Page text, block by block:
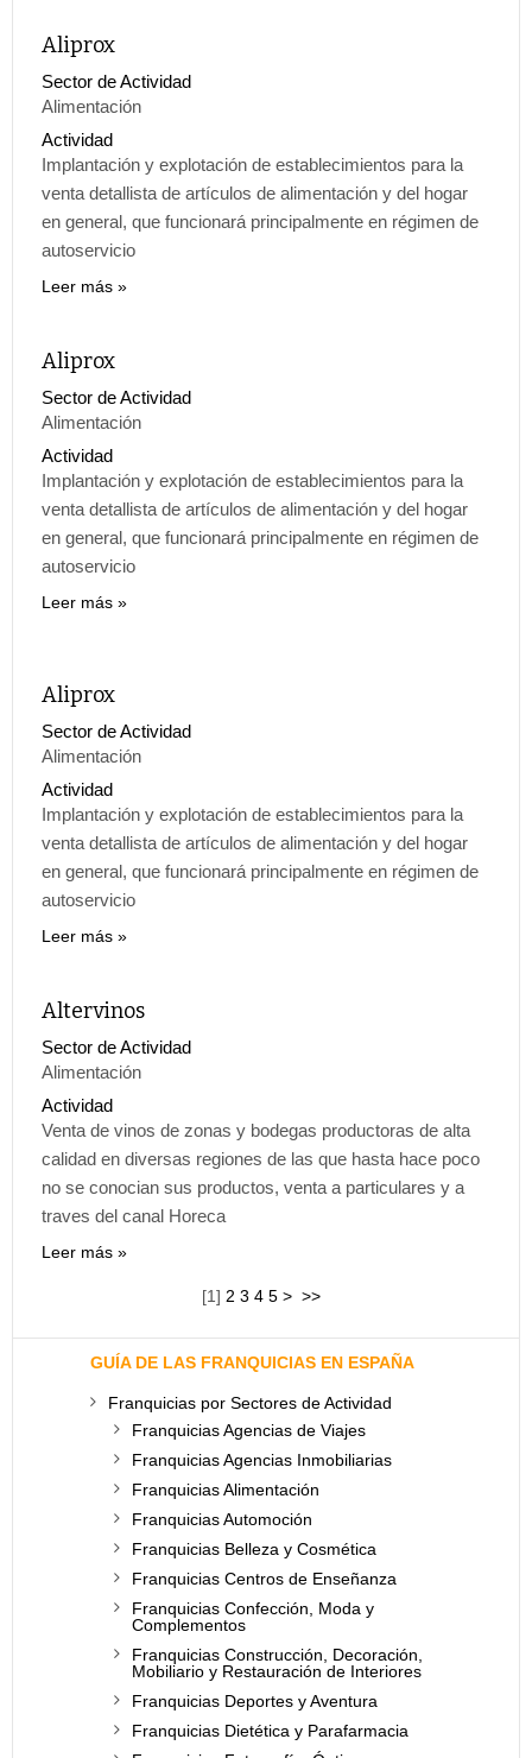
Aliprox
Sector de Actividad
Alimentación
Actividad
Implantación y explotación de establecimientos para la
venta detallista de artículos de alimentación y del hogar
en general, que funcionará principalmente en régimen de
autoservicio
Leer más
Aliprox
Sector de Actividad
Alimentación
Actividad
Implantación y explotación de establecimientos para la
venta detallista de artículos de alimentación y del hogar
en general, que funcionará principalmente en régimen de
autoservicio
Leer más
Aliprox
Sector de Actividad
Alimentación
Actividad
Implantación y explotación de establecimientos para la
venta detallista de artículos de alimentación y del hogar
en general, que funcionará principalmente en régimen de
autoservicio
Leer más
Altervinos
Sector de Actividad
Alimentación
Actividad
Venta de vinos de zonas y bodegas productoras de alta
calidad en diversas regiones de las que hasta hace poco
no se conocian sus productos, venta a particulares y a
traves del canal Horeca
Leer más
[1] 2 3 4 5 > >>
GUÍA DE LAS FRANQUICIAS EN ESPAÑA
Franquicias por Sectores de Actividad
Franquicias Agencias de Viajes
Franquicias Agencias Inmobiliarias
Franquicias Alimentación
Franquicias Automoción
Franquicias Belleza y Cosmética
Franquicias Centros de Enseñanza
Franquicias Confección, Moda y
Complementos
Franquicias Construcción, Decoración,
Mobiliario y Restauración de Interiores
Franquicias Deportes y Aventura
Franquicias Dietética y Parafarmacia